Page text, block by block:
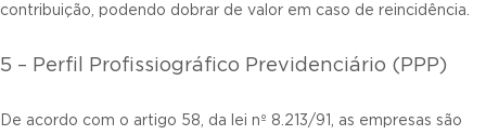
contribuição, podendo dobrar de valor em caso de reincidência.
5 – Perfil Profissiográfico Previdenciário (PPP)
De acordo com o artigo 58, da lei nº 8.213/91, as empresas são